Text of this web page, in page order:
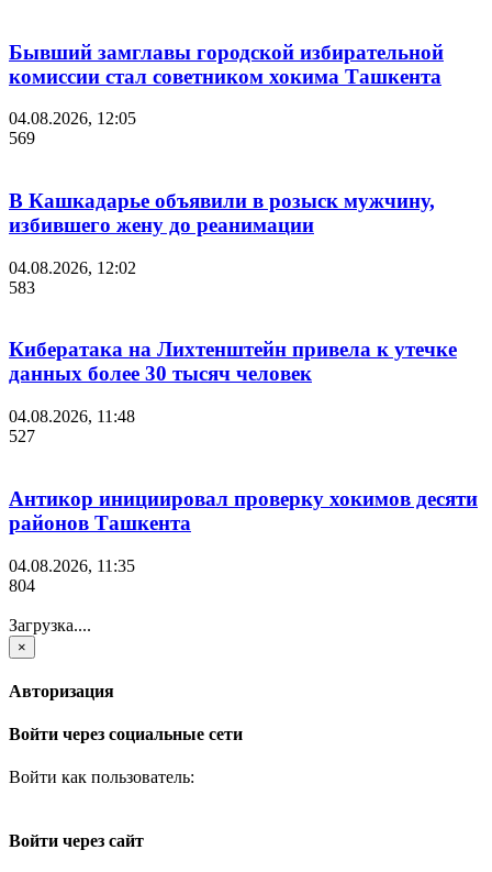
Бывший замглавы городской избирательной
комиссии стал советником хокима Ташкента
04.08.2026, 12:05
569
В Кашкадарье объявили в розыск мужчину,
избившего жену до реанимации
04.08.2026, 12:02
583
Кибератака на Лихтенштейн привела к утечке
данных более 30 тысяч человек
04.08.2026, 11:48
527
Антикор инициировал проверку хокимов десяти
районов Ташкента
04.08.2026, 11:35
804
Загрузка....
×
Авторизация
Войти через социальные сети
Войти как пользователь:
Войти через сайт